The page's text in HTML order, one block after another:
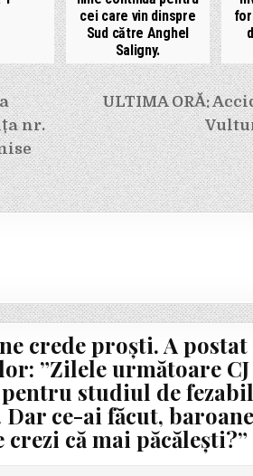
cei care vin dinspre
Sud către Anghel
Saligny.
ULTIMA ORĂ:
nr.
crede proști. A
”Zilele următoare CJ
studiul de
ce-ai făcut,
că mai păcălești?”